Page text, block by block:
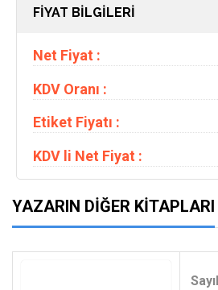
FİYAT BİLGİLERİ
Net Fiyat :
KDV Oranı :
Etiket Fiyatı :
KDV li Net Fiyat :
YAZARIN DIĞER KITAPLARI